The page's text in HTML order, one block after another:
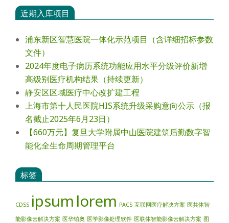
近期入库项目
浦东新区智慧医院一体化示范项目（含详细招标参数
文件）
2024年度电⼦病历系统功能应⽤⽔平分级评价新增
⾼级别医疗机构结果（持续更新）
静安区区域医疗中心改扩建工程
上海市第十人民医院HIS系统升级采购意向公示（报
名截止2025年6月23日）
【660万元】复旦大学附属中山医院建筑后勤数字智
能化全生命周期管理平台
标签
CDSS ipsum lorem PACS 互联网医疗解决方案 医共体智
能影像云解决方案 医华铂奥 医学影像处理软件 医联体智能影像云解决方案 图